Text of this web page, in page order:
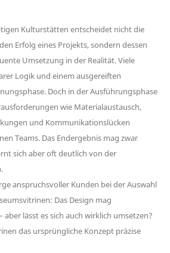
Kulturstätten entscheidet nicht die
Erfolg eines Projekts, sondern dessen
Umsetzung in der Realität. Viele
Logik und einem ausgereiften
Doch in der Ausführungsphase
wie Materialaustausch,
und Kommunikationslücken
Teams. Das Endergebnis mag zwar
sich aber oft deutlich von der
anspruchsvoller Kunden bei der Auswahl
Das Design mag
aber lässt es sich auch wirklich umsetzen?
das ursprüngliche Konzept präzise